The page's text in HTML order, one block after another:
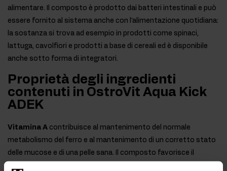
alimentare. Il composto è prodotto dai batteri intestinali e può
essere fornito al sistema anche con l'alimentazione quotidiana:
la sostanza si trova ad esempio in prodotti come spinaci,
lattuga, cavolfiori e prodotti a base di cereali ed è disponibile
anche sotto forma di integratori.
Proprietà degli ingredienti
contenuti in OstroVit Aqua Kick
ADEK
Vitamina A contribuisce al mantenimento del normale
metabolismo del ferro e al mantenimento di un corretto stato
delle mucose e di una pelle sana. Il composto favorisce il